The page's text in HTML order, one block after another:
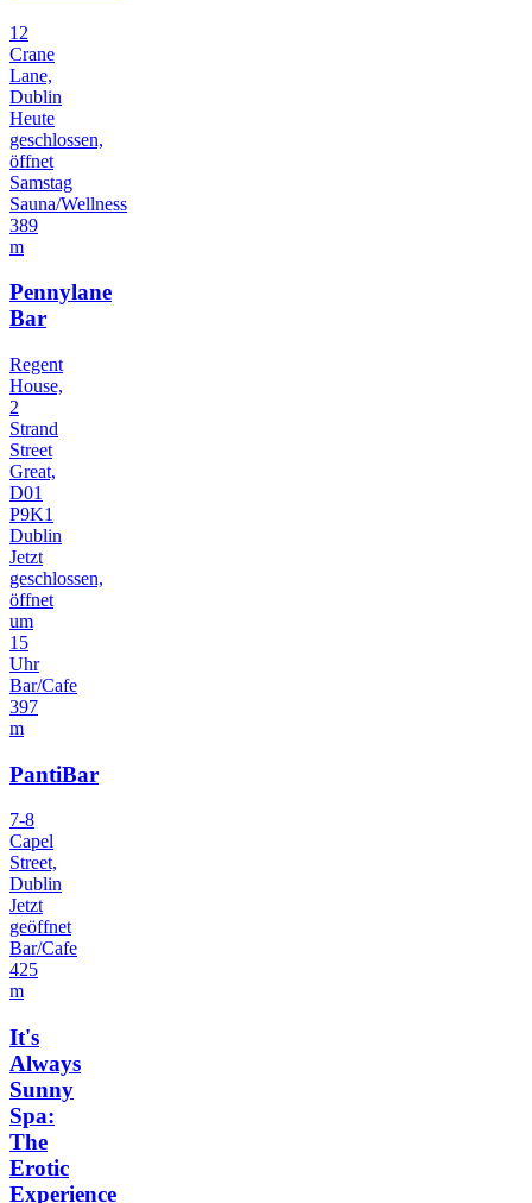
12
Crane
Lane,
Dublin
Heute
geschlossen,
öffnet
Samstag
Sauna/Wellness
389
m
Pennylane
Bar
Regent
House,
2
Strand
Street
Great,
D01
P9K1
Dublin
Jetzt
geschlossen,
öffnet
um
15
Uhr
Bar/Cafe
397
m
PantiBar
7-8
Capel
Street,
Dublin
Jetzt
geöffnet
Bar/Cafe
425
m
It's
Always
Sunny
Spa:
The
Erotic
Experience